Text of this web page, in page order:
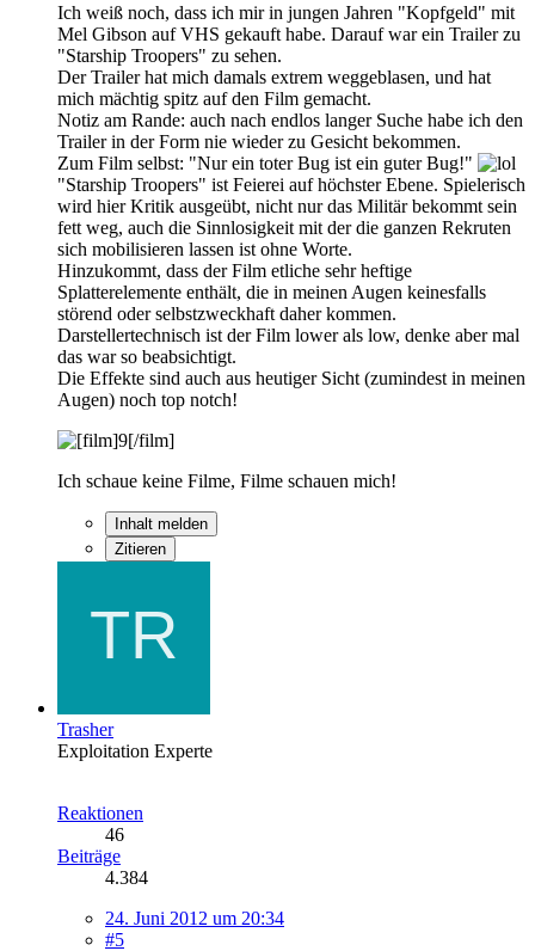
Ich weiß noch, dass ich mir in jungen Jahren "Kopfgeld" mit
Mel Gibson auf VHS gekauft habe. Darauf war ein Trailer zu
"Starship Troopers" zu sehen.
Der Trailer hat mich damals extrem weggeblasen, und hat
mich mächtig spitz auf den Film gemacht.
Notiz am Rande: auch nach endlos langer Suche habe ich den
Trailer in der Form nie wieder zu Gesicht bekommen.
Zum Film selbst: "Nur ein toter Bug ist ein guter Bug!"
"Starship Troopers" ist Feierei auf höchster Ebene. Spielerisch
wird hier Kritik ausgeübt, nicht nur das Militär bekommt sein
fett weg, auch die Sinnlosigkeit mit der die ganzen Rekruten
sich mobilisieren lassen ist ohne Worte.
Hinzukommt, dass der Film etliche sehr heftige
Splatterelemente enthält, die in meinen Augen keinesfalls
störend oder selbstzweckhaft daher kommen.
Darstellertechnisch ist der Film lower als low, denke aber mal
das war so beabsichtigt.
Die Effekte sind auch aus heutiger Sicht (zumindest in meinen
Augen) noch top notch!
Ich schaue keine Filme, Filme schauen mich!
Inhalt melden
Zitieren
Trasher
Exploitation Experte
Reaktionen
46
Beiträge
4.384
24. Juni 2012 um 20:34
#5